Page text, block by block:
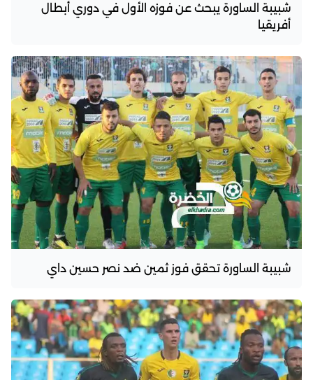
شبيبة الساورة يبحث عن فوزه الأول في دوري أبطال
أفريقيا
شبيبة الساورة تحقق فوز ثمين ضد نصر حسين داي